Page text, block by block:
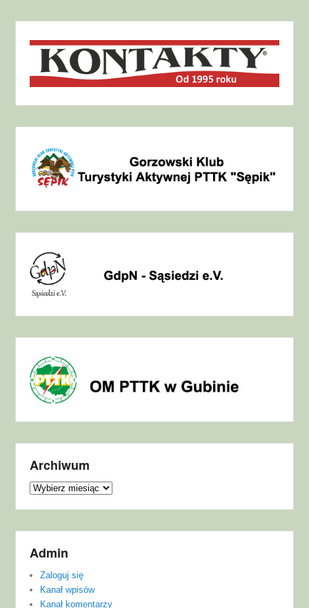
Archiwum
Archiwum
Admin
Zaloguj się
Kanał wpisów
Kanał komentarzy